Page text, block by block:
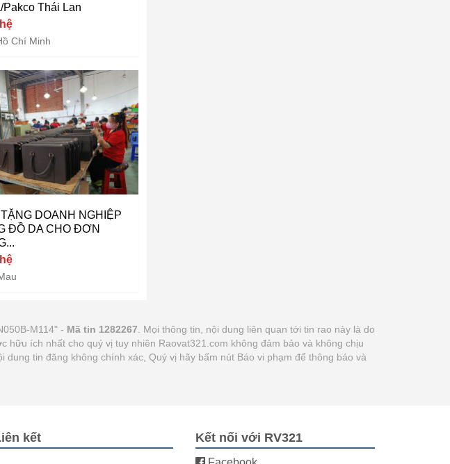
Pakco Thái Lan
Chí Minh
DOANH NGHIỆP
ĐỒ DA CHO ĐƠN
M114" - Mã tin 1282267 . Mọi thông tin, nội dung liên quan tới tin rao này là do
ích nhất cho quý vị tuy nhiên Raovat321.com không đảm bảo và không chịu
tin đăng không chính xác, Quý vị hãy bấm nút Báo vi phạm để thông báo và
kết Kết nối với RV321